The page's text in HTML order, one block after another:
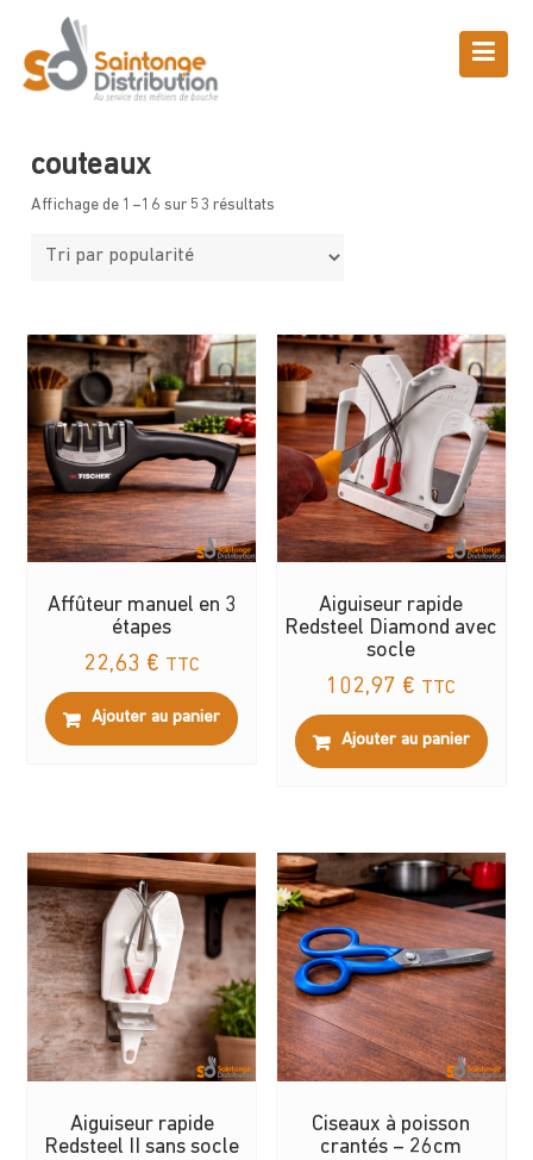
content
Boutique
couteaux
Affichage de 1–16 sur 53 résultats
Affûteur manuel en 3
étapes
22,63 € TTC
Ajouter au panier
Aiguiseur rapide
Redsteel Diamond avec
socle
102,97 € TTC
Ajouter au panier
Aiguiseur rapide
Redsteel II sans socle
Ciseaux à poisson
crantés – 26cm